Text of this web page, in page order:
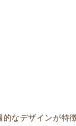
なデザインが特